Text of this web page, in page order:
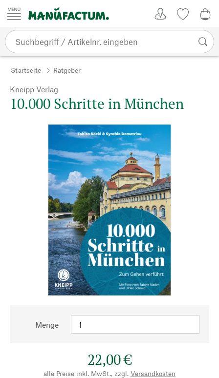
Zum Inhalt springen
Startseite Ratgeber
Kneipp Verlag
10.000 Schritte in München
Menge
22,00 €
alle Preise inkl. MwSt., zzgl. Versandkosten